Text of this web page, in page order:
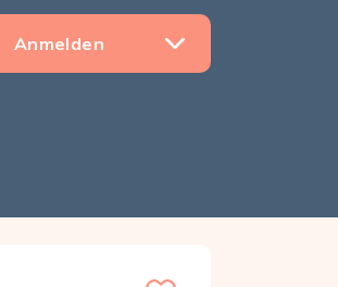
Dropdown
Toggle Dropdown
Anmelden